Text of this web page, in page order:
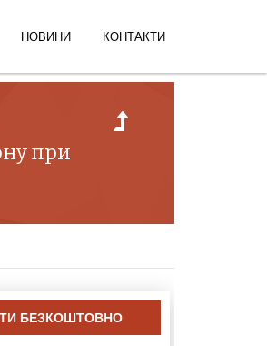
НОВИНИ КОНТАКТИ
при
БЕЗКОШТОВНО